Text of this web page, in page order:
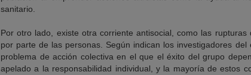
sanitario.
Por otro lado, existe otra corriente antisocial, como las
por parte de las personas. Según indican los investigadores
problema de acción colectiva en el que el éxito del grupo
apelado a la responsabilidad individual, y la mayoría de estos